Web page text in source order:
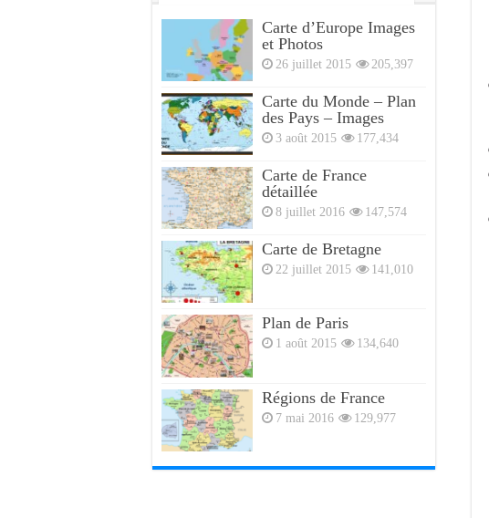
Carte d’Europe Images
et Photos
26 juillet 2015 205,397
Carte du Monde – Plan
des Pays – Images
3 août 2015 177,434
Carte de France
détaillée
8 juillet 2016 147,574
Carte de Bretagne
22 juillet 2015 141,010
Plan de Paris
1 août 2015 134,640
Régions de France
7 mai 2016 129,977